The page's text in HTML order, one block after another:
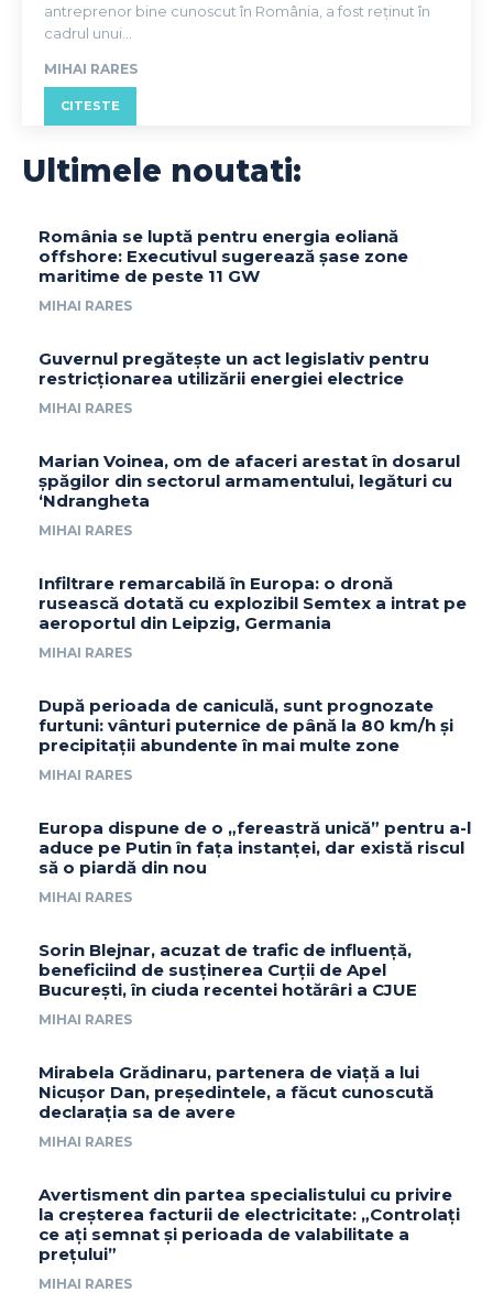
antreprenor bine cunoscut în România, a fost reținut în
cadrul unui...
MIHAI RARES
CITESTE
Ultimele noutati:
România se luptă pentru energia eoliană
offshore: Executivul sugerează șase zone
maritime de peste 11 GW
MIHAI RARES
Guvernul pregătește un act legislativ pentru
restricționarea utilizării energiei electrice
MIHAI RARES
Marian Voinea, om de afaceri arestat în dosarul
șpăgilor din sectorul armamentului, legături cu
‘Ndrangheta
MIHAI RARES
Infiltrare remarcabilă în Europa: o dronă
rusească dotată cu explozibil Semtex a intrat pe
aeroportul din Leipzig, Germania
MIHAI RARES
După perioada de caniculă, sunt prognozate
furtuni: vânturi puternice de până la 80 km/h și
precipitații abundente în mai multe zone
MIHAI RARES
Europa dispune de o „fereastră unică” pentru a-l
aduce pe Putin în fața instanței, dar există riscul
să o piardă din nou
MIHAI RARES
Sorin Blejnar, acuzat de trafic de influență,
beneficiind de susținerea Curții de Apel
București, în ciuda recentei hotărâri a CJUE
MIHAI RARES
Mirabela Grădinaru, partenera de viață a lui
Nicușor Dan, președintele, a făcut cunoscută
declarația sa de avere
MIHAI RARES
Avertisment din partea specialistului cu privire
la creșterea facturii de electricitate: „Controlați
ce ați semnat și perioada de valabilitate a
prețului”
MIHAI RARES